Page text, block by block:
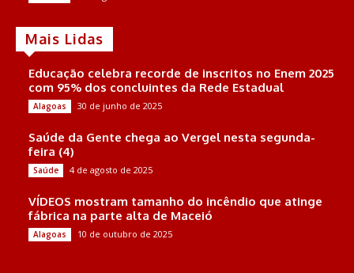
Mais Lidas
Educação celebra recorde de inscritos no Enem 2025
com 95% dos concluintes da Rede Estadual
Alagoas 30 de junho de 2025
Saúde da Gente chega ao Vergel nesta segunda-
feira (4)
Saúde 4 de agosto de 2025
VÍDEOS mostram tamanho do incêndio que atinge
fábrica na parte alta de Maceió
Alagoas 10 de outubro de 2025